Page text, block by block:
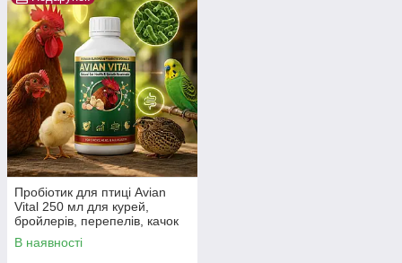
Пробіотик для птиці Avian
Vital 250 мл для курей,
бройлерів, перепелів, качок
та індиків, для підтримки
травлення та імунітету
В наявності